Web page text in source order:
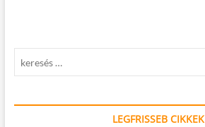
LEGFRISSEB CIKKEK